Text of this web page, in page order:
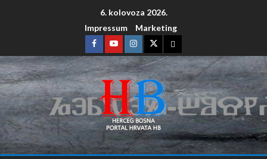
6. kolovoza 2026.
Impressum
Marketing